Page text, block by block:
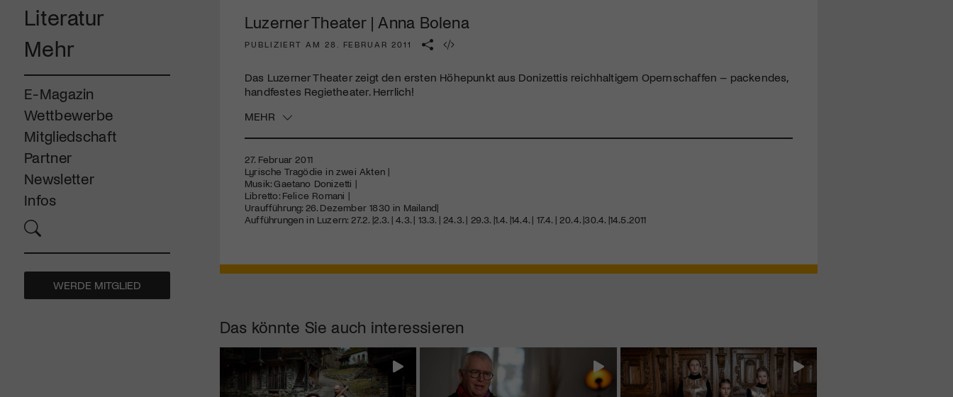
Literatur
Mehr
E-Magazin
Wettbewerbe
Mitgliedschaft
Partner
Newsletter
Infos
WERDE MITGLIED
Luzerner Theater | Anna Bolena
PUBLIZIERT AM 28. FEBRUAR 2011
Das Luzerner Theater zeigt den ersten Höhepunkt aus Donizettis reichhaltigem Opernschaffen – packendes,
handfestes Regietheater. Herrlich!
MEHR
27. Februar 2011
Lyrische Tragödie in zwei Akten |
Musik: Gaetano Donizetti |
Libretto: Felice Romani |
Uraufführung: 26. Dezember 1830 in Mailand|
Aufführungen in Luzern: 27.2. |2.3. | 4.3. | 13.3. | 24.3. | 29.3. |1.4. |14.4. | 17.4. | 20.4. |30.4. |14.5.2011
Das könnte Sie auch interessieren
Jetzt Mitglied werden